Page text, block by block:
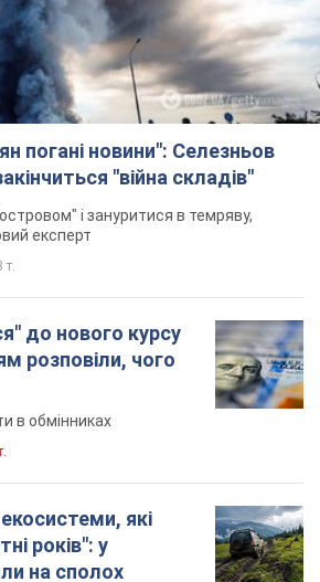
погані новини": Селезньов
"війна складів"
і зануритися в темряву,
експерт
т.
до нового курсу
розповіли, чого
в обмінниках
які
років": у
на сполох